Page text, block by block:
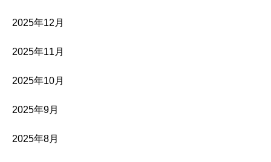
2025年12月
2025年11月
2025年10月
2025年9月
2025年8月